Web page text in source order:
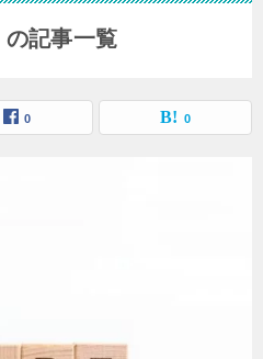
の記事一覧
0 0